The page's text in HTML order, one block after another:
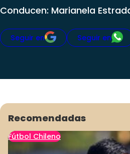
Conducen: Marianela
Seguir en Seguir en
Recomendadas
Fútbol Chileno